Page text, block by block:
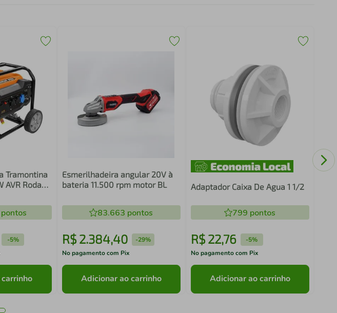
Tramontina
AVR Rodas
pontos
-5%
Esmerilhadeira angular 20V à
bateria 11.500 rpm motor BL
83.663 pontos
R$ 2.384,40 -29%
No pagamento com Pix
Adicionar ao carrinho
Adaptador Caixa De Agua 1 1/2
799 pontos
R$ 22,76 -5%
No pagamento com Pix
Adicionar ao carrinho